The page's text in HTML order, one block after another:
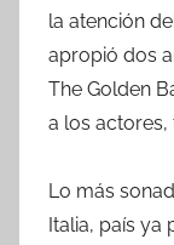
la atención
apropió dos
The Golden
a los
Lo más
Italia, país ya